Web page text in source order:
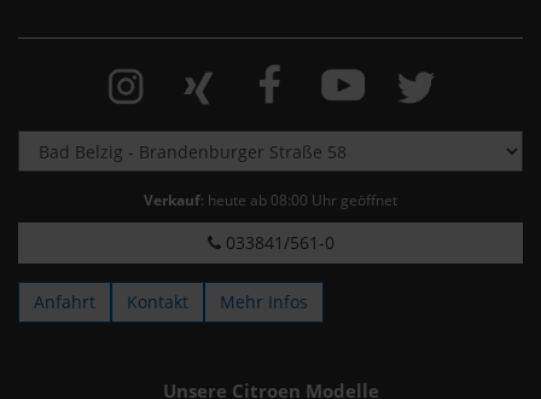
Verkauf: heute ab 08:00 Uhr geöffnet
033841/561-0
Anfahrt Kontakt Mehr Infos
Unsere Citroen Modelle